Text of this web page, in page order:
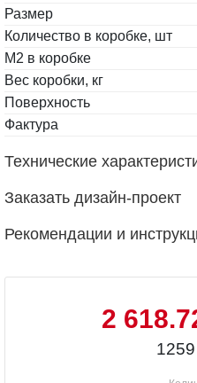
Размер
Количество в коробке, шт
М2 в коробке
Вес коробки, кг
Поверхность
Фактура
Технические
Заказать дизайн-проект
Рекомендации и
2